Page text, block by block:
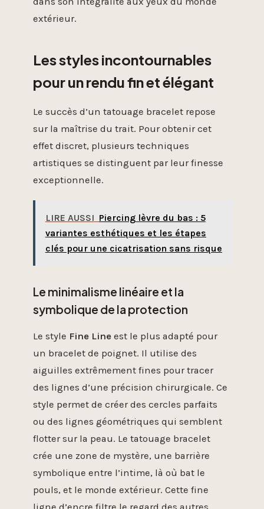
extérieur.
Les styles incontournables
pour un rendu fin et élégant
Le succès d’un tatouage bracelet repose
sur la maîtrise du trait. Pour obtenir cet
effet discret, plusieurs techniques
artistiques se distinguent par leur finesse
exceptionnelle.
LIRE AUSSI Piercing lèvre du bas : 5
variantes esthétiques et les étapes
clés pour une cicatrisation sans risque
Le minimalisme linéaire et la
symbolique de la protection
Le style Fine Line est le plus adapté pour
un bracelet de poignet. Il utilise des
aiguilles extrêmement fines pour tracer
des lignes d’une précision chirurgicale. Ce
style permet de créer des cercles parfaits
ou des lignes géométriques qui semblent
flotter sur la peau. Le tatouage bracelet
crée une zone de mystère, une barrière
symbolique entre l’intime, là où bat le
pouls, et le monde extérieur. Cette fine